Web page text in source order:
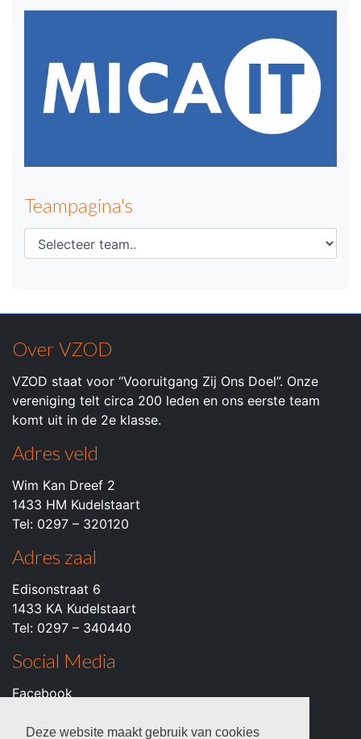
Deze website maakt gebruik van cookies
Teampagina's
Over VZOD
VZOD staat voor “Vooruitgang Zij Ons Doel”. Onze
vereniging telt circa 200 leden en ons eerste team
komt uit in de 2e klasse.
Adres veld
Wim Kan Dreef 2
1433 HM Kudelstaart
Tel: 0297 – 320120
Adres zaal
Edisonstraat 6
1433 KA Kudelstaart
Tel: 0297 – 340440
Social Media
Facebook
Youtube